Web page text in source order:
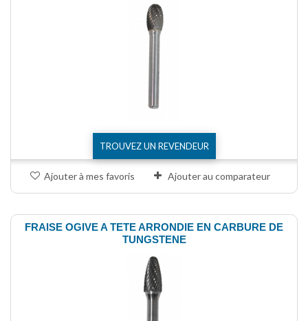
TROUVEZ UN REVENDEUR
Ajouter à mes favoris Ajouter au comparateur
FRAISE OGIVE A TETE ARRONDIE EN CARBURE DE
TUNGSTENE